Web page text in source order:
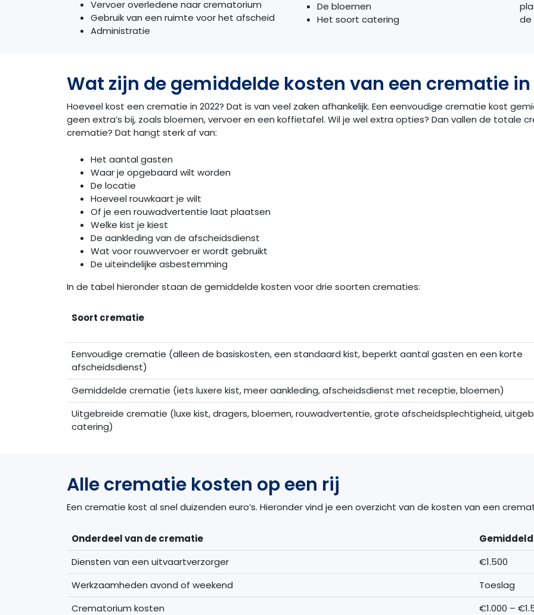
Vervoer overledene naar crematorium
Gebruik van een ruimte voor het afscheid
Administratie
De bloemen
Het soort catering
de
Wat zijn de gemiddelde kosten van een crematie in
Hoeveel kost een crematie in 2022? Dat is van veel zaken afhankelijk. Een eenvoudige crematie kost
geen extra’s bij, zoals bloemen, vervoer en een koffietafel. Wil je wel extra opties? Dan vallen de totale
crematie? Dat hangt sterk af van:
Het aantal gasten
Waar je opgebaard wilt worden
De locatie
Hoeveel rouwkaart je wilt
Of je een rouwadvertentie laat plaatsen
Welke kist je kiest
De aankleding van de afscheidsdienst
Wat voor rouwvervoer er wordt gebruikt
De uiteindelijke asbestemming
In de tabel hieronder staan de gemiddelde kosten voor drie soorten crematies:
Soort crematie
Eenvoudige crematie (alleen de basiskosten, een standaard kist, beperkt aantal gasten en een korte
afscheidsdienst)
Gemiddelde crematie (iets luxere kist, meer aankleding, afscheidsdienst met receptie, bloemen)
Uitgebreide crematie (luxe kist, dragers, bloemen, rouwadvertentie, grote afscheidsplechtigheid,
catering)
Alle crematie kosten op een rij
Een crematie kost al snel duizenden euro’s. Hieronder vind je een overzicht van de kosten van een
Onderdeel van de crematie
Diensten van een uitvaartverzorger
€1.500
Werkzaamheden avond of weekend
Toeslag
Crematorium kosten
€1.000 –